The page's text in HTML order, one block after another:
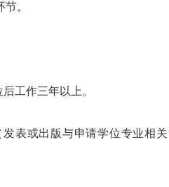
。
工作三年以上。
表或出版与申请学位专业相关